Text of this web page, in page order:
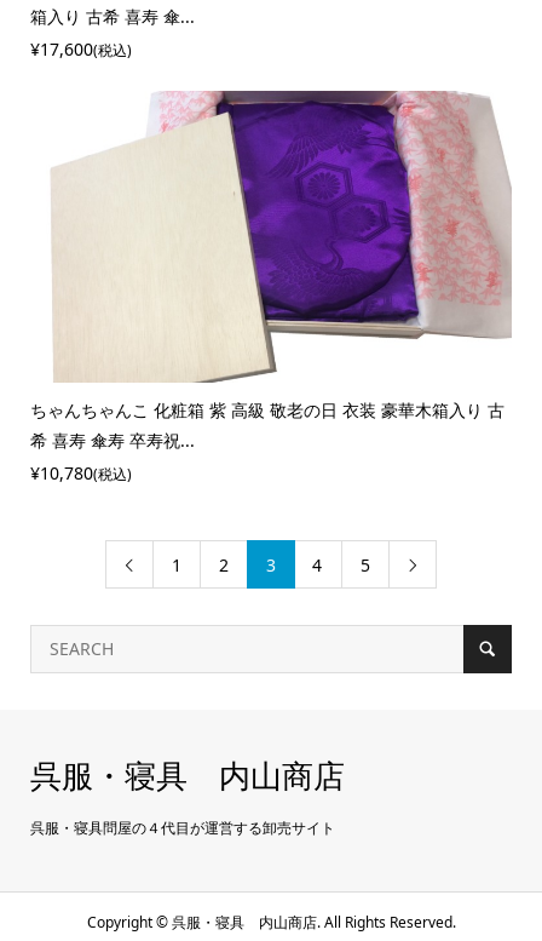
箱入り 古希 喜寿 傘...
¥17,600(税込)
ちゃんちゃんこ 化粧箱 紫 高級 敬老の日 衣装 豪華木箱入り 古
希 喜寿 傘寿 卒寿祝...
¥10,780(税込)
 1 2 3 4 5 
呉服・寝具 内山商店
呉服・寝具問屋の４代目が運営する卸売サイト
Copyright ©呉服・寝具 内山商店. All Rights Reserved.